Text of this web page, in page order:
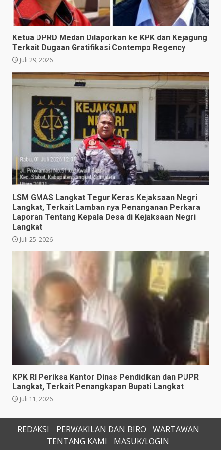
Ketua DPRD Medan Dilaporkan ke KPK dan Kejagung
Terkait Dugaan Gratifikasi Contempo Regency
Juli 29, 2026
LSM GMAS Langkat Tegur Keras Kejaksaan Negri
Langkat, Terkait Lamban nya Penanganan Perkara
Laporan Tentang Kepala Desa di Kejaksaan Negri
Langkat
Juli 25, 2026
KPK RI Periksa Kantor Dinas Pendidikan dan PUPR
Langkat, Terkait Penangkapan Bupati Langkat
Juli 11, 2026
REDAKSI PERWAKILAN DAN BIRO
WARTAWAN
TENTANG KAMI
MASUK/LOGIN